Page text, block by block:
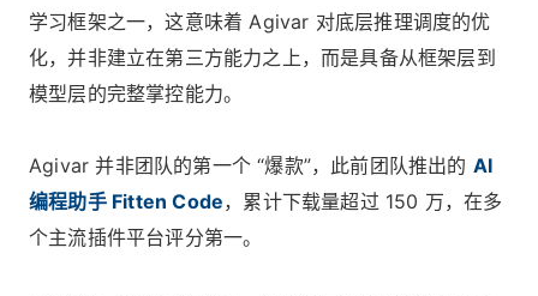
学习框架之一，这意味着 Agivar 对底层推理调度的优
化，并非建立在第三方能力之上，而是具备从框架层到
模型层的完整掌控能力。
Agivar 并非团队的第一个 “爆款”，此前团队推出的 AI
编程助手 Fitten Code，累计下载量超过 150 万，在多
个主流插件平台评分第一。